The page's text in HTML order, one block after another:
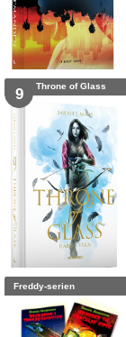
9 Throne of Glass
Freddy-serien